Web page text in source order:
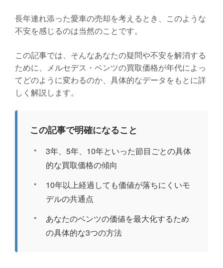
長年連れ添った愛車の売却を考えるとき、このような
不安を感じるのは当然のことです。
この記事では、そんなあなたの疑問や不安を解消する
ために、メルセデス・ベンツの買取価格が年代によっ
てどのように変わるのか、具体的なデータをもとに詳
しく解説します。
この記事で明確になること
・
3年、5年、10年といった節目ごとの具体
的な買取価格の傾向
・
10年以上経過しても価値が落ちにくいモ
デルの共通点
・
あなたのベンツの価値を最大化するため
の具体的な3つの方法